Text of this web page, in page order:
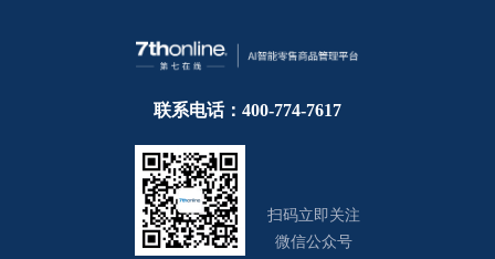
联系电话：400-774-7617
扫码立即关注
微信公众号